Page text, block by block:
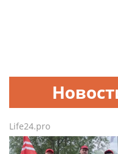
Life24.pro